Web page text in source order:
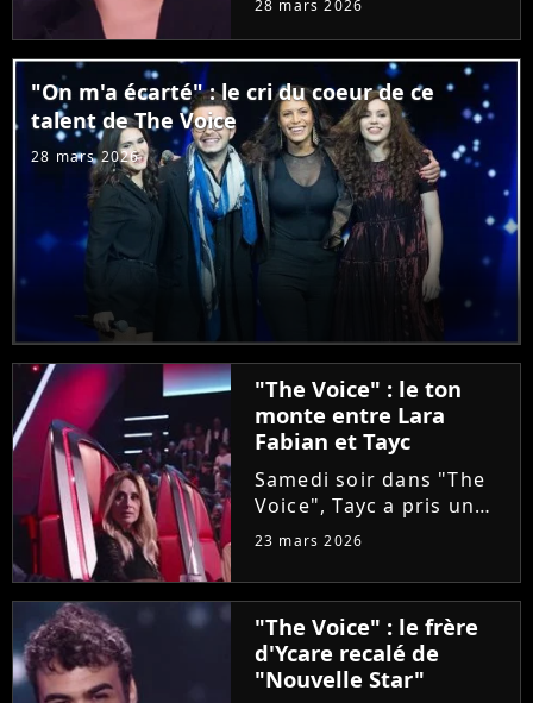
surprise de voir
débarquer durant son
audition à l'aveugle sa
chanteuse préférée. Un
grand moment...
28 mars 2026
"On m'a écarté" : le cri du coeur de ce
talent de The Voice
28 mars 2026
"The Voice" : le ton
monte entre Lara
Fabian et Tayc
Samedi soir dans "The
Voice", Tayc a pris un
malin plaisir à bloquer
par une artiste d'origine
italienne, tout comme
elle. Agacée, la
chanteuse a réglé ses...
23 mars 2026
"The Voice" : le frère
d'Ycare recalé de
"Nouvelle Star"